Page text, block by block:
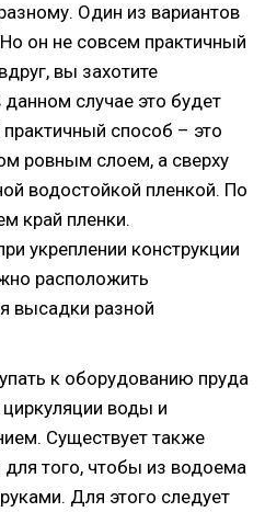
Один из вариантов
он не совсем практичный
вы захотите
данном случае это будет
способ – это
ровным слоем, а сверху
водостойкой пленкой. По
край пленки.
укреплении конструкции
расположить
высадки разной
к оборудованию пруда
воды и
Существует также
того, чтобы из водоема
Для этого следует